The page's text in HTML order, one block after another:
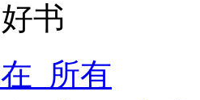
书
所有